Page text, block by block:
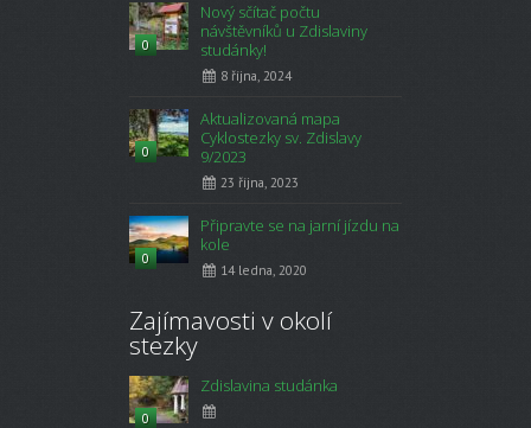
0
Nový sčítač počtu
návštěvníků u Zdislaviny
studánky!
8 října, 2024
0
Aktualizovaná mapa
Cyklostezky sv. Zdislavy
9/2023
23 října, 2023
0
Připravte se na jarní jízdu na
kole
14 ledna, 2020
Zajímavosti v okolí
stezky
0
Zdislavina studánka